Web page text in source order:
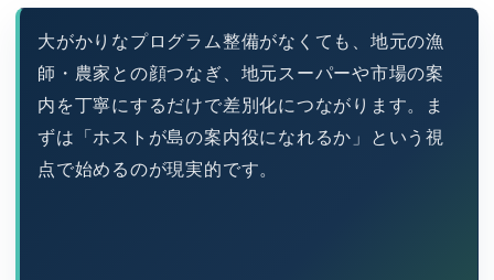
大がかりなプログラム整備がなくても、地元の漁
師・農家との顔つなぎ、地元スーパーや市場の案
内を丁寧にするだけで差別化につながります。ま
ずは「ホストが島の案内役になれるか」という視
点で始めるのが現実的です。